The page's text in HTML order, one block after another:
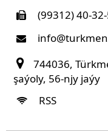
(99312) 40-
744036,
şaýoly, 56-njy jaýy
RSS